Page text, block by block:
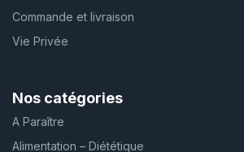
Commande et livraison
Vie Privée
Nos catégories
A Paraître
Alimentation – Diététique